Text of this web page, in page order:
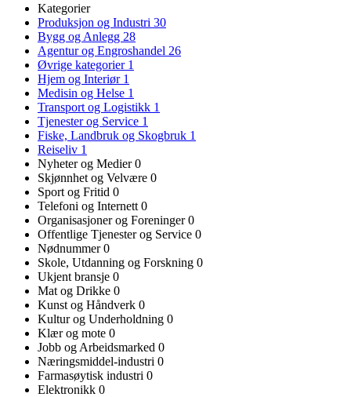
Kategorier
Produksjon og Industri 30
Bygg og Anlegg 28
Agentur og Engroshandel 26
Øvrige kategorier 1
Hjem og Interiør 1
Medisin og Helse 1
Transport og Logistikk 1
Tjenester og Service 1
Fiske, Landbruk og Skogbruk 1
Reiseliv 1
Nyheter og Medier0
Skjønnhet og Velvære 0
Sport og Fritid 0
Telefoni og Internett 0
Organisasjoner og Foreninger0
Offentlige Tjenester og Service 0
Nødnummer0
Skole, Utdanning og Forskning 0
Ukjent bransje 0
Mat og Drikke 0
Kunst og Håndverk 0
Kultur og Underholdning 0
Klær og mote 0
Jobb og Arbeidsmarked 0
Næringsmiddel-industri 0
Farmasøytisk industri 0
Elektronikk 0